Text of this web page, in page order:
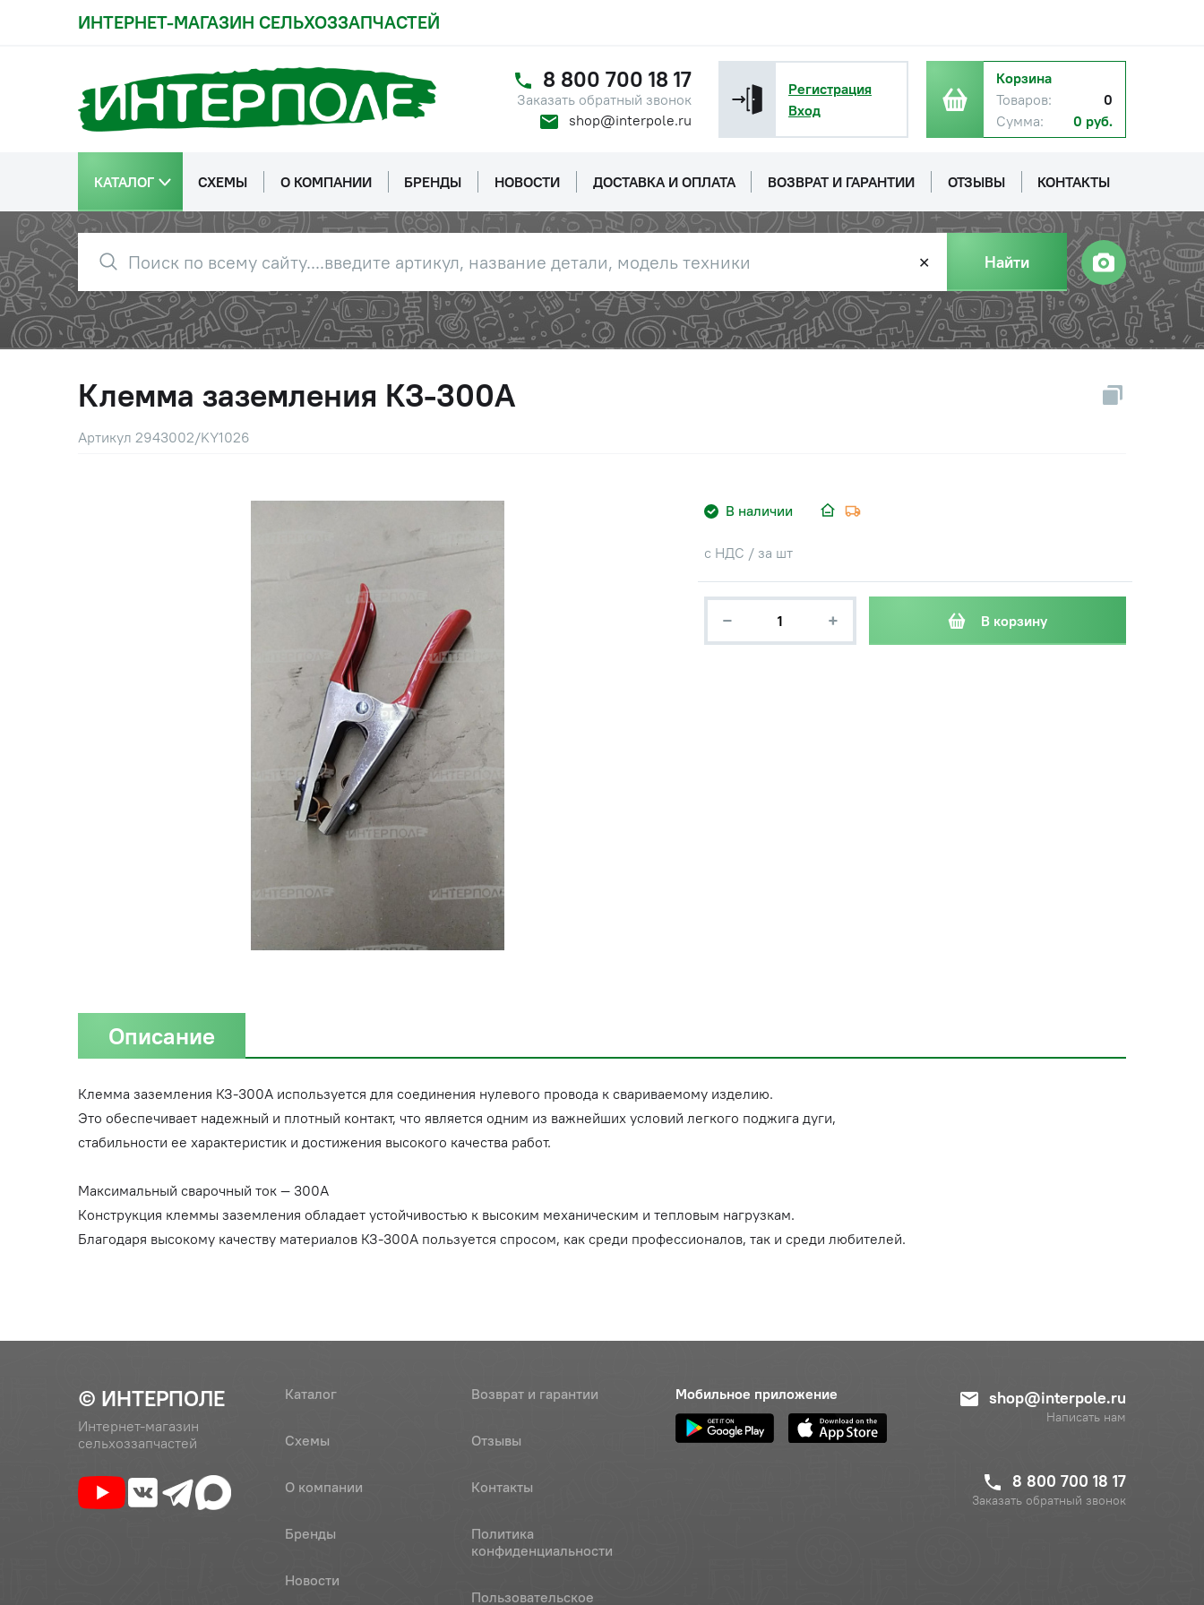
ИНТЕРНЕТ-МАГАЗИН СЕЛЬХОЗЗАПЧАСТЕЙ
8 800 700 18 17
Заказать обратный звонок
shop@interpole.ru
Регистрация
Вход
Корзина
Товаров:
0
Сумма:
0 руб.
КАТАЛОГ СХЕМЫ О КОМПАНИИ БРЕНДЫ НОВОСТИ ДОСТАВКА И ОПЛАТА ВОЗВРАТ И ГАРАНТИИ ОТЗЫВЫ КОНТАКТЫ
✕ Найти
Клемма заземления КЗ-300А
Артикул 2943002/KY1026
В наличии
с НДС / за шт
− + В корзину
Описание
Клемма заземления КЗ-300А используется для соединения нулевого провода к свариваемому изделию.
Это обеспечивает надежный и плотный контакт, что является одним из важнейших условий легкого поджига дуги,
стабильности ее характеристик и достижения высокого качества работ.
Максимальный сварочный ток — 300А
Конструкция клеммы заземления обладает устойчивостью к высоким механическим и тепловым нагрузкам.
Благодаря высокому качеству материалов КЗ-300А пользуется спросом, как среди профессионалов, так и среди любителей.
© ИНТЕРПОЛЕ
Интернет-магазин
сельхоззапчастей
Каталог
Схемы
О компании
Бренды
Новости
Возврат и гарантии
Отзывы
Контакты
Политика
конфиденциальности
Пользовательское
Мобильное приложение shop@interpole.ru
Написать нам
8 800 700 18 17
Заказать обратный звонок